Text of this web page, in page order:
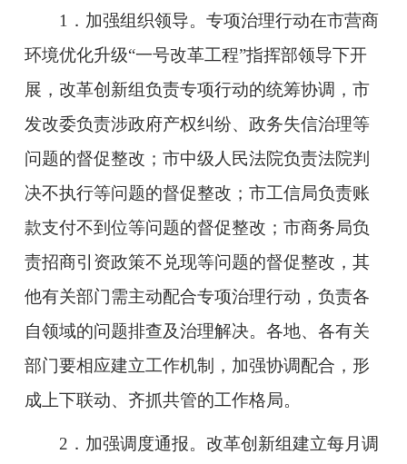
1．加强组织领导。专项治理行动在市营商
环境优化升级“一号改革工程”指挥部领导下开
展，改革创新组负责专项行动的统筹协调，市
发改委负责涉政府产权纠纷、政务失信治理等
问题的督促整改；市中级人民法院负责法院判
决不执行等问题的督促整改；市工信局负责账
款支付不到位等问题的督促整改；市商务局负
责招商引资政策不兑现等问题的督促整改，其
他有关部门需主动配合专项治理行动，负责各
自领域的问题排查及治理解决。各地、各有关
部门要相应建立工作机制，加强协调配合，形
成上下联动、齐抓共管的工作格局。
2．加强调度通报。改革创新组建立每月调